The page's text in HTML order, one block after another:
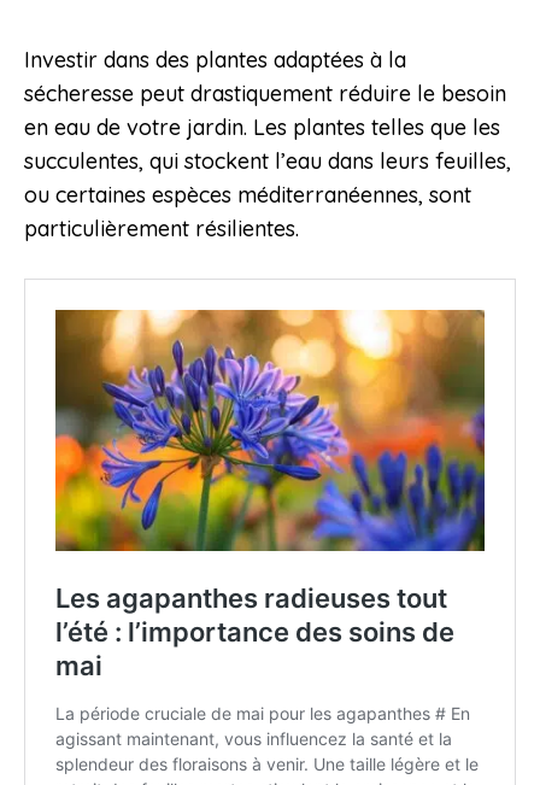
Investir dans des plantes adaptées à la
sécheresse peut drastiquement réduire le besoin
en eau de votre jardin. Les plantes telles que les
succulentes, qui stockent l’eau dans leurs feuilles,
ou certaines espèces méditerranéennes, sont
particulièrement résilientes.